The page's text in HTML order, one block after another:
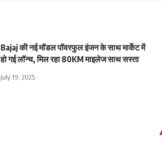
Bajaj की नई मॉडल पॉवरफुल इंजन के साथ मार्केट में
हो गई लॉन्च, मिल रहा 80KM माइलेज साथ सस्ता
July 19, 2025